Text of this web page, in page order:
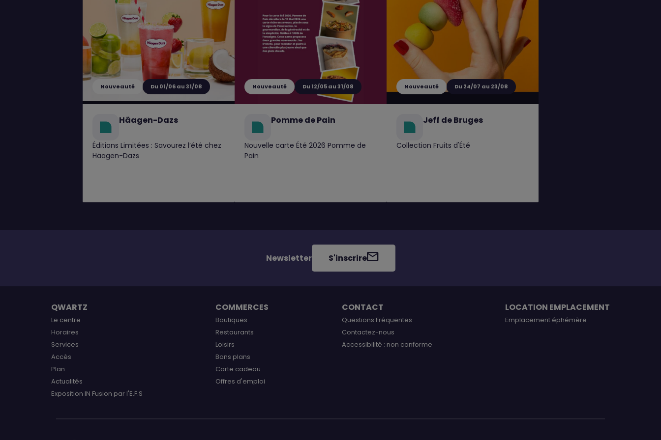
Nouveauté Du 01/06 au 31/08
Häagen-Dazs
Éditions Limitées : Savourez l’été chez
Häagen-Dazs
Nouveauté Du 12/05 au 31/08
Pomme de Pain
Nouvelle carte Été 2026 Pomme de
Pain
Nouveauté Du 24/07 au 23/08
Jeff de Bruges
Collection Fruits d'Été
Newsletter S'inscrire
QWARTZ
Le centre
Horaires
Services
Accès
Plan
Actualités
Exposition IN Fusion par l'E.F.S
COMMERCES
Boutiques
Restaurants
Loisirs
Bons plans
Carte cadeau
Offres d'emploi
CONTACT
Questions Fréquentes
Contactez-nous
Accessibilité : non conforme
LOCATION EMPLACEMENT
Emplacement éphémère